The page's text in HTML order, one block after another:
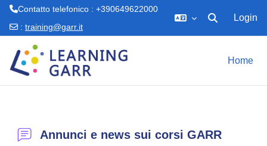
Contatto telefonico : +390649622000
: training@garr.it Attiva/
Login
Home
Annunci e news sui corsi GARR